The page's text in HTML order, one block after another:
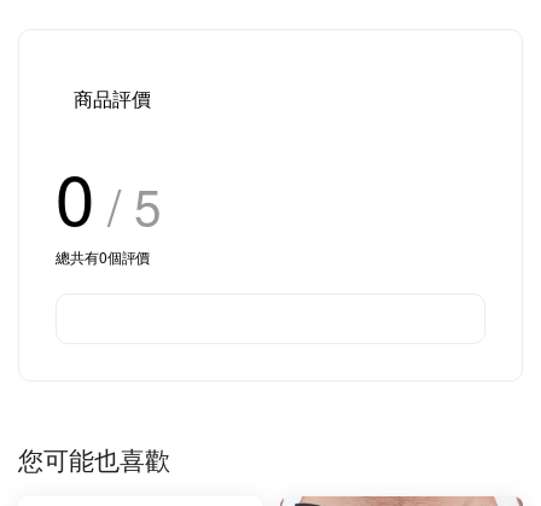
商品評價
0 / 5
總共有0個評價
您可能也喜歡